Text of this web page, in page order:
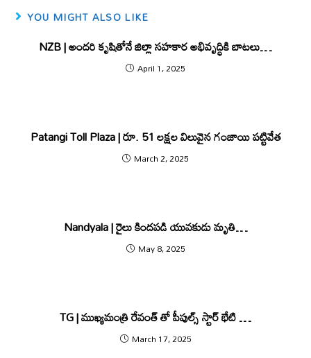
YOU MIGHT ALSO LIKE
NZB | అందరి కృషితోనే జిల్లా సహకార అభివృద్ధికి బాటలు…
April 1, 2025
Patangi Toll Plaza | రూ. 51 లక్షల విలువైన గంజాయి పట్టివేత
March 2, 2025
Nandyala | రైలు కిందపడి యువకుడు మృతి…
May 8, 2025
TG | ముఖ్యమంత్రి రేవంత్ తో పీపుల్స్ స్టార్ భేటి …
March 17, 2025